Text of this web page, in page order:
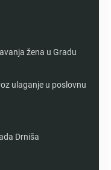
žena u Gradu
ulaganje u poslovnu
Drniša